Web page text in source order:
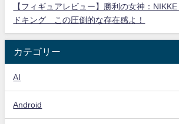
【フィギュアレビュー】勝利の女神：
ドキング この圧倒的な存在感よ！
カテゴリー
AI
Android